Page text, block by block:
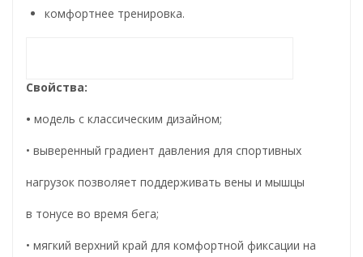
комфортнее тренировка.
Свойства:
• модель с классическим дизайном;
• выверенный градиент давления для спортивных
нагрузок позволяет поддерживать вены и мышцы
в тонусе во время бега;
• мягкий верхний край для комфортной фиксации на